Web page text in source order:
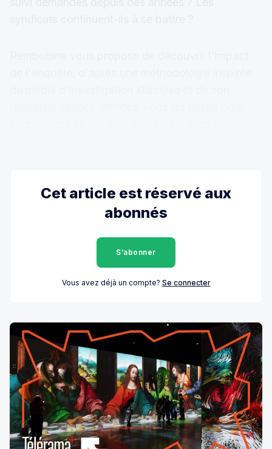
Cet article est réservé aux
abonnés
S’abonner
Vous avez déjà un compte? Se connecter